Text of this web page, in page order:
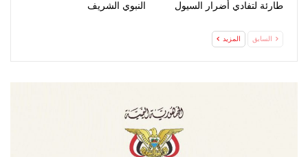
طارئة لتفادي أضرار السيول
النبوي الشريف
السابق المزيد